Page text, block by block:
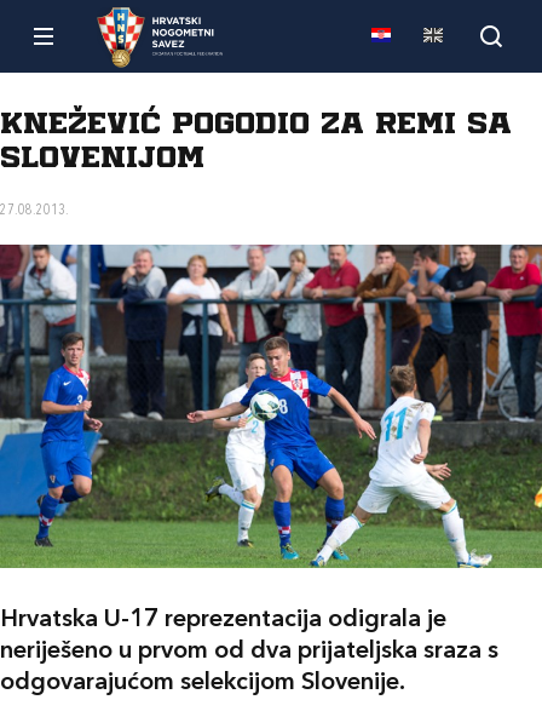
Knežević pogodio za remi sa
Slovenijom
27.08.2013.
Hrvatska U-17 reprezentacija odigrala je
neriješeno u prvom od dva prijateljska sraza s
odgovarajućom selekcijom Slovenije.